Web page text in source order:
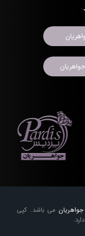
می باشد. کپی